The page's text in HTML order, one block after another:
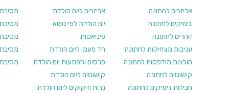
מסיבת
מסיבת
מסיבת
מסיבת
מסיבת
אביזרים ליום הולדת
יום הולדת לפי נושא
פיניאטות
חד פעמי ליום הולדת
פרסים והפתעות יום הולדת
קישוטים ליום הולדת
נרות וזיקוקים ליום הולדת
אביזרים לחתונה
גימיקים לחתונה
זוהרים לחתונה
עניבות מצחיקות לחתונה
חולצות מודפסות לחתונה
קישוטים לחתונה
חבילות גימיקים לחתונה